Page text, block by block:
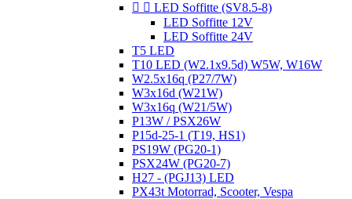
  LED Soffitte (SV8.5-8)
LED Soffitte 12V
LED Soffitte 24V
T5 LED
T10 LED (W2.1x9.5d) W5W, W16W
W2.5x16q (P27/7W)
W3x16d (W21W)
W3x16q (W21/5W)
P13W / PSX26W
P15d-25-1 (T19, HS1)
PS19W (PG20-1)
PSX24W (PG20-7)
H27 - (PGJ13) LED
PX43t Motorrad, Scooter, Vespa